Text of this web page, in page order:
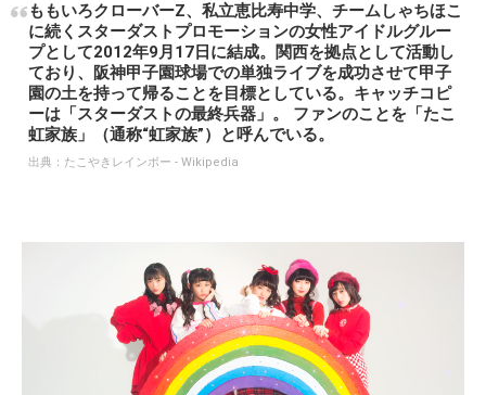
ももいろクローバーZ、私立恵比寿中学、チームしゃちほこ
に続くスターダストプロモーションの女性アイドルグルー
プとして2012年9月17日に結成。関西を拠点として活動し
ており、阪神甲子園球場での単独ライブを成功させて甲子
園の土を持って帰ることを目標としている。キャッチコピ
ーは「スターダストの最終兵器」。 ファンのことを「たこ
虹家族」（通称“虹家族”）と呼んでいる。
出典： たこやきレインボー - Wikipedia